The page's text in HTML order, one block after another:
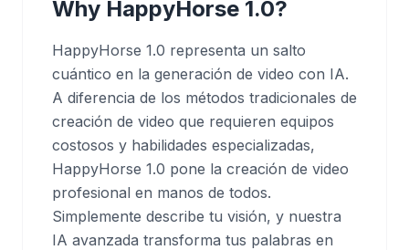
Why HappyHorse 1.0?
HappyHorse 1.0 representa un salto
cuántico en la generación de video con IA.
A diferencia de los métodos tradicionales de
creación de video que requieren equipos
costosos y habilidades especializadas,
HappyHorse 1.0 pone la creación de video
profesional en manos de todos.
Simplemente describe tu visión, y nuestra
IA avanzada transforma tus palabras en